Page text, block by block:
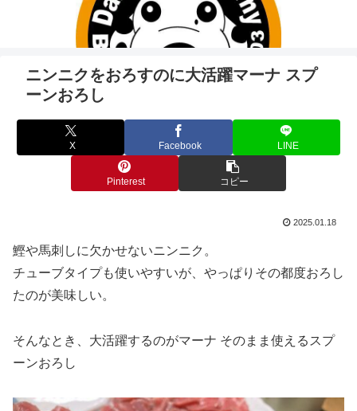
ニンニクをおろすのに大活躍マーナ スプ
ーンおろし
X Facebook LINE
Pinterest コピー
2025.01.18
鰹や馬刺しに欠かせないニンニク。
チューブタイプも使いやすいが、やっぱりその都度おろし
たのが美味しい。
そんなとき、大活躍するのがマーナ そのまま使えるスプ
ーンおろし